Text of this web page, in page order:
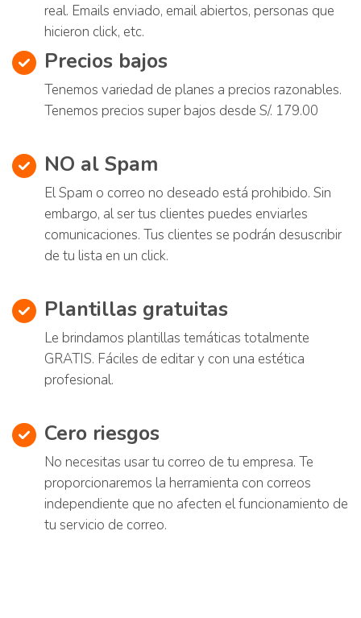
real. Emails enviado, email abiertos, personas que
hicieron click, etc.
Precios bajos
Tenemos variedad de planes a precios razonables.
Tenemos precios super bajos desde S/. 179.00
NO al Spam
El Spam o correo no deseado está prohibido. Sin
embargo, al ser tus clientes puedes enviarles
comunicaciones. Tus clientes se podrán desuscribir
de tu lista en un click.
Plantillas gratuitas
Le brindamos plantillas temáticas totalmente
GRATIS. Fáciles de editar y con una estética
profesional.
Cero riesgos
No necesitas usar tu correo de tu empresa. Te
proporcionaremos la herramienta con correos
independiente que no afecten el funcionamiento de
tu servicio de correo.